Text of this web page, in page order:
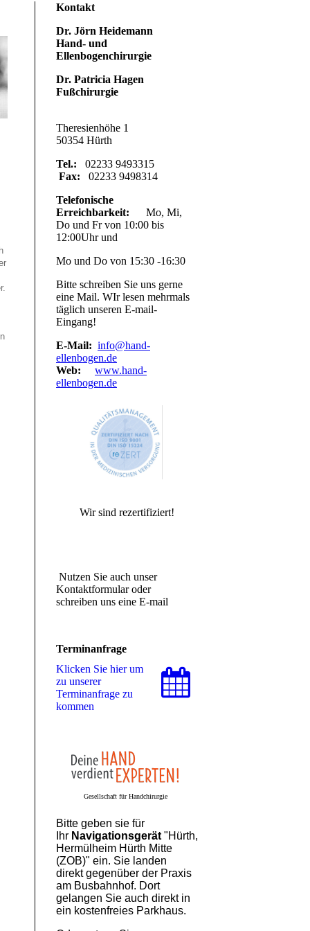
Kontakt
Dr. Jörn Heidemann
Hand- und
Ellenbogenchirurgie
Dr. Patricia Hagen
Fußchirurgie
Theresienhöhe 1
50354 Hürth
Tel.: 02233 9493315
Fax: 02233 9498314
Telefonische
Erreichbarkeit: Mo, Mi,
Do und Fr von 10:00 bis
12:00Uhr und
Mo und Do von 15:30 -16:30
Bitte schreiben Sie uns gerne
eine Mail. WIr lesen mehrmals
täglich unseren E-mail-
Eingang!
E-Mail: info@hand-
ellenbogen.de
Web:
www.hand-
ellenbogen.de
Wir sind rezertifiziert!
Nutzen Sie auch unser
Kontaktformular oder
schreiben uns eine E-mail
Terminanfrage
Klicken Sie hier um
zu unserer
Terminanfrage zu
kommen
Gesellschaft für Handchirurgie
Bitte geben sie für
Ihr Navigationsgerät "Hürth,
Hermülheim Hürth Mitte
(ZOB)" ein. Sie landen
direkt gegenüber der Praxis
am Busbahnhof. Dort
gelangen Sie auch direkt in
ein kostenfreies Parkhaus.